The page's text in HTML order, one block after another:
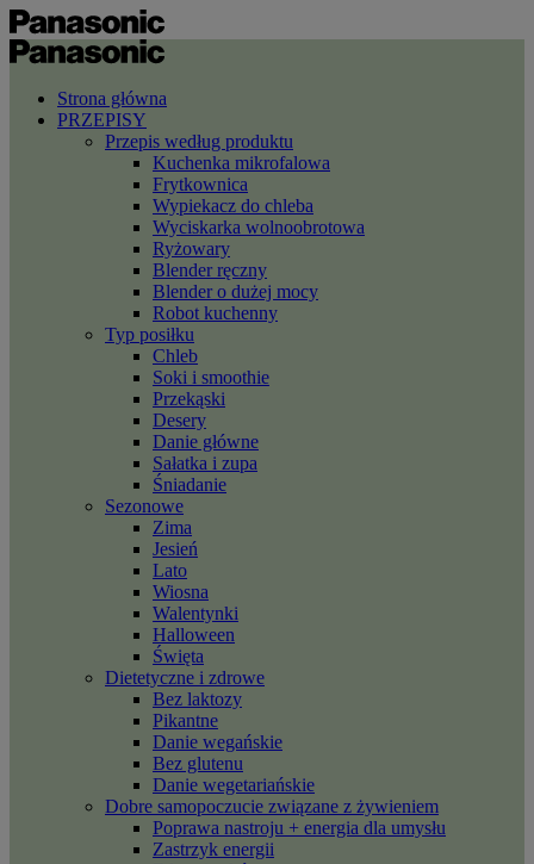
Strona główna
PRZEPISY
Przepis według produktu
Kuchenka mikrofalowa
Frytkownica
Wypiekacz do chleba
Wyciskarka wolnoobrotowa
Ryżowary
Blender ręczny
Blender o dużej mocy
Robot kuchenny
Typ posiłku
Chleb
Soki i smoothie
Przekąski
Desery
Danie główne
Sałatka i zupa
Śniadanie
Sezonowe
Zima
Jesień
Lato
Wiosna
Walentynki
Halloween
Święta
Dietetyczne i zdrowe
Bez laktozy
Pikantne
Danie wegańskie
Bez glutenu
Danie wegetariańskie
Dobre samopoczucie związane z żywieniem
Poprawa nastroju + energia dla umysłu
Zastrzyk energii